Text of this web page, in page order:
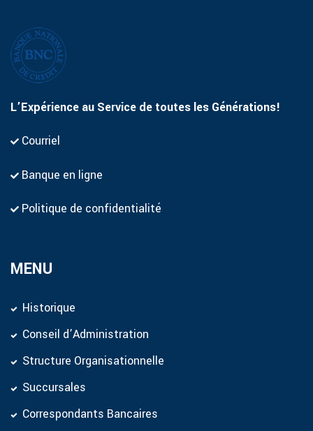
L’Expérience au Service de toutes les Générations!
Courriel
Banque en ligne
Politique de confidentialité
MENU
Historique
Conseil d’Administration
Structure Organisationnelle
Succursales
Correspondants Bancaires